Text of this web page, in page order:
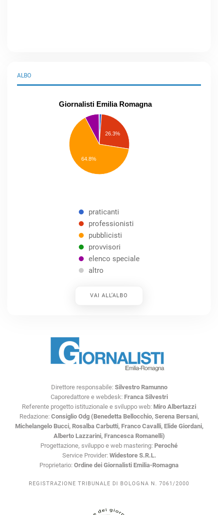
ALBO
Giornalisti Emilia Romagna
26.3%
64.8%
praticanti
professionisti
pubblicisti
provvisori
elenco speciale
altro
VAI ALL’ALBO
Direttore responsabile: Silvestro Ramunno
Caporedattore e webdesk: Franca Silvestri
Referente progetto istituzionale e sviluppo web: Miro Albertazzi
Redazione: Consiglio Odg (Benedetta Bellocchio, Serena Bersani,
Michelangelo Bucci, Rosalba Carbutti, Franco Cavalli, Elide Giordani,
Alberto Lazzarini, Francesca Romanelli)
Progettazione, sviluppo e web mastering: Peroché
Service Provider: Widestore S.R.L.
Proprietario: Ordine dei Giornalisti Emilia-Romagna
REGISTRAZIONE TRIBUNALE DI BOLOGNA N. 7061/2000